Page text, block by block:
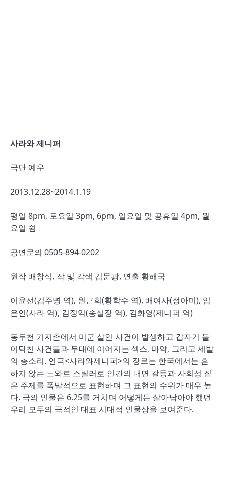
사라와 제니퍼
극단 예우
2013.12.28~2014.1.19
평일 8pm, 토요일 3pm, 6pm, 일요일 및 공휴일 4pm, 월
요일 쉼
공연문의 0505-894-0202
원작 배창식, 작 및 각색 김문광, 연출 황해국
이윤선(김주명 역), 원근희(황학수 역), 배여사(정아미), 임
은연(사라 역), 김정익(송실장 역), 김화영(제니퍼 역)
동두천 기지촌에서 미군 살인 사건이 발생하고 갑자기 들
이닥친 사건들과 무대에 이어지는 섹스, 마약, 그리고 세발
의 총소리. 연극<사라와제니퍼>의 장르는 한국에서는 흔
하지 않는 느와르 스릴러로 인간의 내면 갈등과 사회성 짙
은 주제를 폭발적으로 표현하며 그 표현의 수위가 매우 높
다. 극의 인물은 6.25를 거치며 어떻게든 살아남아야 했던
우리 모두의 극적인 대표 시대적 인물상을 보여준다.